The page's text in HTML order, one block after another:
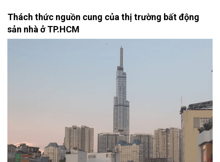
Thách thức nguồn cung của thị trường bất động
sản nhà ở TP.HCM